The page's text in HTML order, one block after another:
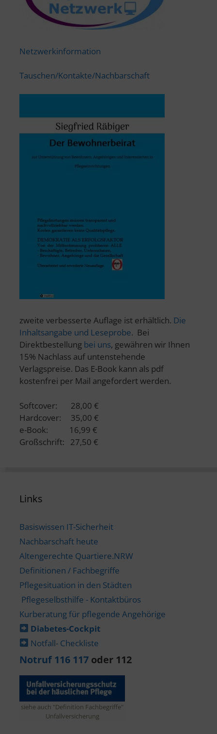
Netzwerkinformation
Tauschen/Kontakte/Nachbarschaft
zweite verbesserte Auflage ist erhältlich. Die
Inhaltsangabe und Leseprobe. Bei
Direktbestellung bei uns, gewähren wir Ihnen
15% Nachlass auf untenstehende
Verlagspreise. Das E-Book kann als pdf
kostenfrei per Mail angefordert werden.
Softcover: 28,00 €
Hardcover: 35,00 €
e-Book: 16,99 €
Großschrift: 27,50 €
Links
Basiswissen IT-Sicherheit
Nachbarschaft heute
Altengerechte Quartiere.NRW
Definitionen / Fachbegriffe
Pflegesituation in den Städten
Pflegeselbsthilfe - Kontaktbüros
Kurberatung für pflegende Angehörige
Diabetes-​Cockpit
Notfall- Checkliste
Notruf 116 117 oder 112
siehe auch "Definition Fachbegriffe"
Unfallversicherung